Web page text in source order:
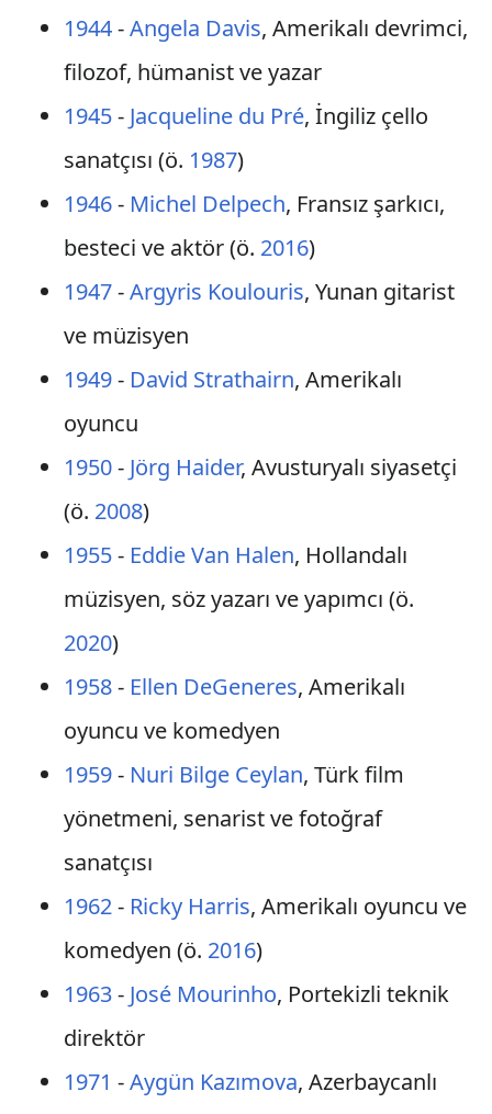
1944-Angela Davis, Amerikalı devrimci,
filozof, hümanist ve yazar
1945- Jacqueline du Pré, İngiliz çello
sanatçısı (ö. 1987)
1946- Michel Delpech, Fransız şarkıcı,
besteci ve aktör (ö. 2016)
1947-Argyris Koulouris, Yunan gitarist
ve müzisyen
1949- David Strathairn, Amerikalı
oyuncu
1950- Jörg Haider, Avusturyalı siyasetçi
(ö. 2008)
1955- Eddie Van Halen, Hollandalı
müzisyen, söz yazarı ve yapımcı (ö.
2020)
1958- Ellen DeGeneres, Amerikalı
oyuncu ve komedyen
1959- Nuri Bilge Ceylan, Türk film
yönetmeni, senarist ve fotoğraf
sanatçısı
1962- Ricky Harris, Amerikalı oyuncu ve
komedyen (ö. 2016)
1963- José Mourinho, Portekizli teknik
direktör
1971 -Aygün Kazımova, Azerbaycanlı